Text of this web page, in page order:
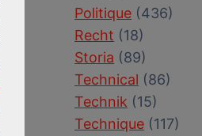
Politique (436)
Recht (18)
Storia (89)
Technical (86)
Technik (15)
Technique (117)